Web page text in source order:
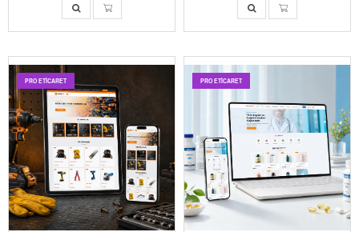
PRO ETİCARET PRO ETİCARET